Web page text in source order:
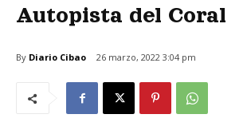
Autopista del Coral
By Diario Cibao 26 marzo, 2022 3:04 pm